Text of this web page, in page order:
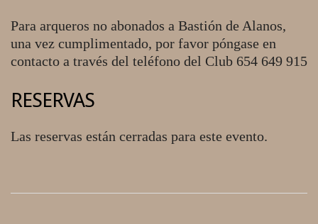
Para arqueros no abonados a Bastión de Alanos,
una vez cumplimentado, por favor póngase en
contacto a través del teléfono del Club 654 649 915
RESERVAS
Las reservas están cerradas para este evento.